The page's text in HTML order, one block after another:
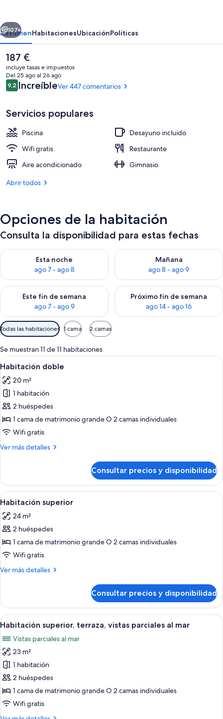
Adults
Recommended
Habitación Deluxe doble, terraza,
Siguiente
107+
ResumenHabitacionesUbicaciónPolíticas
El
precio
actual
es
de
187 €
incluye tasas e impuestos
Del 25 ago al 26 ago
Comentarios
9,29,2 de 10
IncreíbleVer 447 comentarios
Servicios populares
Piscina
Desayuno incluido
Wifi gratis
Restaurante
Aire acondicionado
Gimnasio
Abrir todos
Opciones de la habitación
Consulta la disponibilidad para estas fechas
Esta noche
ago 7 - ago 8
Consulta la disponibilidad para esta noche, ago 7 - ago 8
Mañana
ago 8 - ago 9
Consulta la disponibilidad
Este fin de semana
ago 7 - ago 9
Consulta la disponibilidad para este fin de semana, ago 7 -
Próximo fin de semana
ago 14 - ago 16
Consulta la disponibilidad
Filtros
disponibles
para
las
habitaciones
Todas las habitaciones 1 cama 2 camas
Se muestran 11 de 11 habitaciones
Abrir
todas
las
fotos
de
Habitación
doble
Habitación de hotel con una cama
5
Habitación doble
20 m²
1 habitación
2 huéspedes
1 cama de matrimonio grande O 2 camas individuales
Wifi gratis
Ver más detalles
Más
doble
Consultar precios y disponibilidad
Abrir
todas
las
fotos
de
Habitación
superior
Habitación de hotel con una cama
10
Habitación superior
24 m²
2 huéspedes
1 cama de matrimonio grande O 2 camas individuales
Wifi gratis
Ver más detalles
Más
superior
Consultar precios y disponibilidad
Abrir
todas
las
fotos
de
Habitación
superior,
terraza,
Un balcón con mesa y sillas que da
11
Habitación superior, terraza, vistas parciales al mar
Vistas parciales al mar
23 m²
1 habitación
2 huéspedes
1 cama de matrimonio grande O 2 camas individuales
Wifi gratis